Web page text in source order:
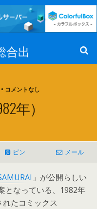
合出
コメントなし
年）
ピン メール
」が公開らしい
となっている、1982年
たコミックス